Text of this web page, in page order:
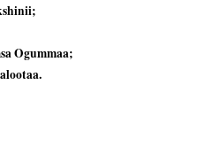
Ogummaa;